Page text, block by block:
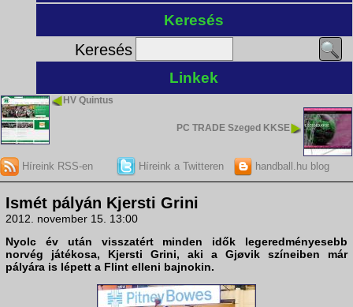
Keresés
Keresés
Linkek
HV Quintus
PC TRADE Szeged KKSE
Híreink RSS-en Híreink a Twitteren handball.hu blog
Ismét pályán Kjersti Grini
2012. november 15. 13:00
Nyolc év után visszatért minden idők legeredményesebb
norvég játékosa, Kjersti Grini, aki a Gjøvik színeiben már
pályára is lépett a Flint elleni bajnokin.